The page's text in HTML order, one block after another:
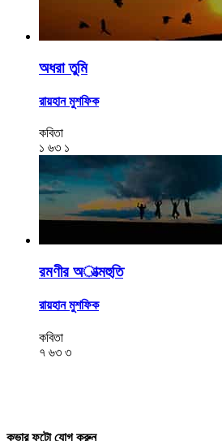
অধরা তুমি
রায়হান মুশফিক
কবিতা
১ ৬৩ ১
রমণীর অাত্মহুতি
রায়হান মুশফিক
কবিতা
৭ ৬৩ ৩
কভার ফটো যোগ করুন